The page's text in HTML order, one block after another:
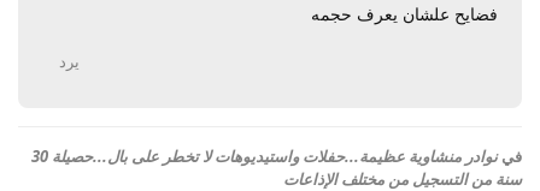
فضايح علشان يعرف حجمه
يرد
في
نوادر منشاوية عظيمة...حفلات واستيديوهات لا تخطر على بال...حصيلة 30
سنة من التسجيل من مختلف الإذاعات